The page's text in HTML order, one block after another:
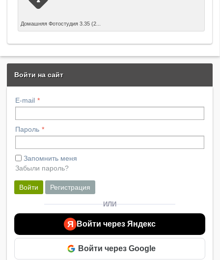
Домашняя Фотостудия 3.35 Portable
Домашняя Фотостудия 3.35 (2...
Войти на сайт
E-mail
Пароль
Запомнить меня
Забыли пароль?
Войти Регистрация
ИЛИ
Я Войти через Яндекс
Войти через Google